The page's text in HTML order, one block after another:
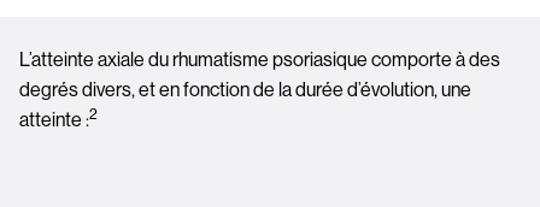
L’atteinte axiale du rhumatisme psoriasique comporte à des
degrés divers, et en fonction de la durée d’évolution, une
atteinte :2